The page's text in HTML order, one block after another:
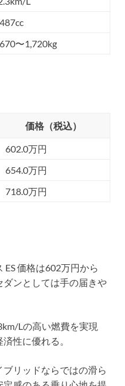
〜1,720kg
価格（税込）
602.0万円
654.0万円
718.0万円
ES 価格は602万円から
ダンとしては手の届きや
Lの高い燃費を実現
性に優れる。
ブリッドならではの滑ら